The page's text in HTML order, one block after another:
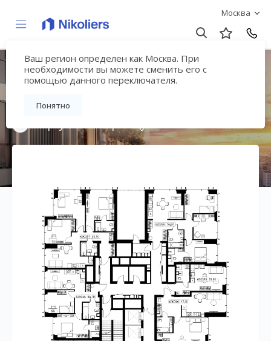
Москва
Ваш регион определен как Москва. При
необходимости вы можете сменить его с
помощью данного переключателя.
Понятно
Мультиквартал
«ВЕЕР»